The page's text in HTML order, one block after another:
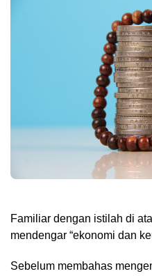
Familiar dengan istilah di
mendengar “ekonomi dan
Sebelum membahas